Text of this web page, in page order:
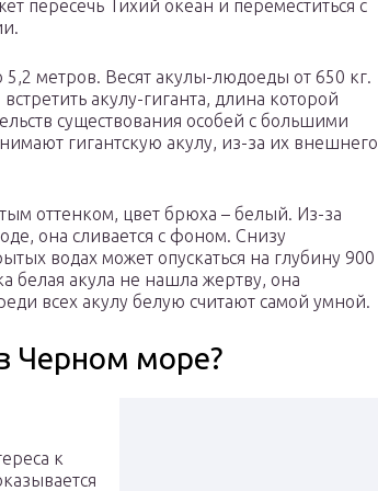
пересечь Тихий океан и переместиться с
метров. Весят акулы-людоеды от 650 кг.
акулу-гиганта, длина которой
существования особей с большими
гигантскую акулу, из-за их внешнего
оттенком, цвет брюха – белый. Из-за
она сливается с фоном. Снизу
водах может опускаться на глубину 900
белая акула не нашла жертву, она
всех акулу белую считают самой умной.
Черном море?
к